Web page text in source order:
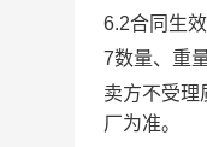
6.2合同生
7数量、重
卖方不受理
厂为准。